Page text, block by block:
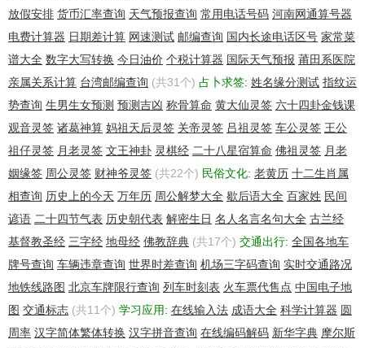
放假安排 货币汇率查询 天气预报查询 常用电话号码 河南网通算号器
电费计算器 日期差计算 网速测试 邮编查询 国内长途电话区号 家常菜
谱大全 数字大写转换 今日油价 个税计算器 国际天气预报 莆田系医院
亲属关系计算 台湾邮编查询 (共31个) 占卜求签: 姓名缘分测试 指纹运
势查询 生男生女预测 预测吉凶 称骨算命 黄大仙灵签 六十四卦金钱课
观音灵签 诸葛神算 妈祖天后灵签 关帝灵签 吕祖灵签 车公灵签 王公
祖仔灵签 月老灵签 文王神卦 灵棋经 二十八星宿算命 佛祖灵签 月老
姻缘签 周公灵签 财神爷灵签 (共22个) 民俗文化: 老黄历 十二生肖属
相查询 历史上的今天 万年历 周公解梦大全 歇后语大全 百家姓 民间
谚语 二十四节气表 历史朝代表 解密生日 名人名言名句大全 古兰经
基督教圣经 三字经 地母经 佛教辞典 (共17个) 交通出行: 全国各地车
牌号查询 车辆违章查询 世界时差查询 机场三字码查询 实时交通路况
地铁线路图 北京车牌限行查询 列车时刻表 火车票代售点 中国电子地
图 交通标志 (共11个) 学习应用: 在线输入法 成语大全 科学计算器 圆
周率 汉字简体繁体转换 汉字拼音查询 在线编码解码 新华字典 摩尔斯